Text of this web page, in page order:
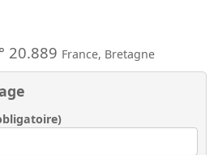
20.889 France, Bretagne